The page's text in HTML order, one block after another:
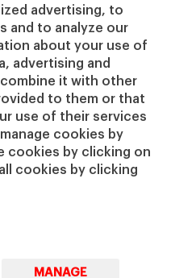
advertising, to
and to analyze our
about your use of
advertising and
it with other
to them or that
use of their services
manage cookies by
cookies by clicking on
cookies by clicking
MANAGE
Colabora con el IESE
Servicios
Biblioteca
Canal de Compliance
Capellanía
IESE Shop
Jobs @IESE
Préstamos y becas